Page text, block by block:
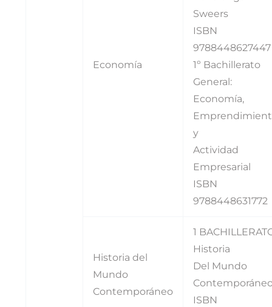
Economía
Sweers
ISBN
9788448627447
1º Bachillerato
General:
Economía,
y
Actividad
Empresarial
ISBN
9788448631772
Historia del
Mundo
Contemporáneo
1
Historia
Del Mundo
ISBN